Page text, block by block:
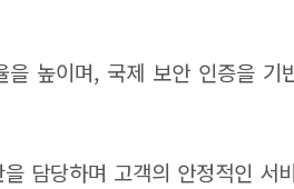
높이며, 국제 보안 인증을
담당하며 고객의 안정적인 서